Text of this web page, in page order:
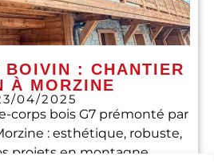
BOIVIN : CHANTIER
À MORZINE
04/2025
corps bois G7 prémonté par
: esthétique, robuste,
projets en montagne.